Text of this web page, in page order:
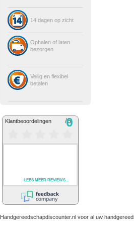
14 dagen op zicht
Ophalen of laten
bezorgen
Veilig en flexibel
betalen
Handgereedschapdiscounter.nl voor al uw